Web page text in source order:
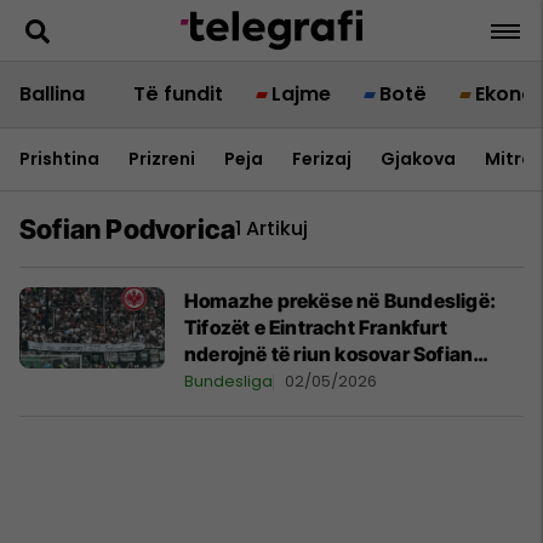
Ballina Të fundit Lajme Botë
Prishtina Prizreni Peja Ferizaj Gjakova
Sofian Podvorica1 Artikuj
Homazhe prekëse në Bundesligë:
Tifozët e Eintracht Frankfurt
nderojnë të riun kosovar Sofian
Podvorica
Bundesliga 02/05/2026